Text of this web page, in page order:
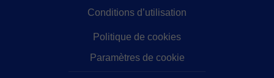
Conditions d’utilisation
Politique de cookies
Paramètres de cookie